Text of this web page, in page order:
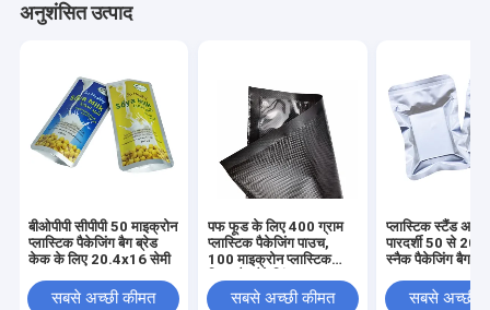
अनुशंसित उत्पाद
बीओपीपी सीपीपी 50 माइक्रोन
प्लास्टिक पैकेजिंग बैग ब्रेड
केक के लिए 20.4x16 सेमी
सबसे अच्छी कीमत
पफ फूड के लिए 400 ग्राम
प्लास्टिक पैकेजिंग पाउच,
100 माइक्रोन प्लास्टिक
सबसे अच्छी कीमत
प्लास्टिक स्टैंड अप
पारदर्शी 50 से 200
स्नैक पैकेजिंग बैग
सबसे अच्छी